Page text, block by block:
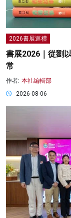
2026書展巡禮
書展2026｜從劉
常
作者: 本社編輯部
2026-08-06